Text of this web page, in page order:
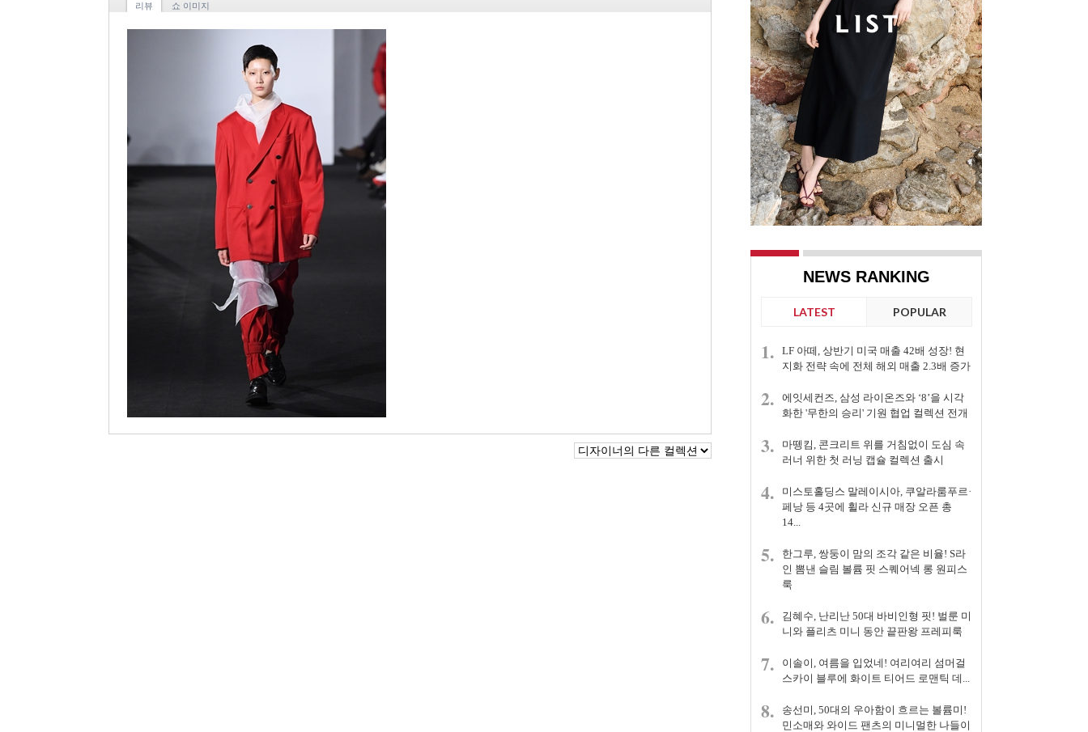
리뷰 쇼 이미지
NEWS RANKING
LATEST POPULAR
1.
LF 아떼, 상반기 미국 매출 42배 성장! 현
지화 전략 속에 전체 해외 매출 2.3배 증가
2.
에잇세컨즈, 삼성 라이온즈와 ‘8’을 시각
화한 '무한의 승리' 기원 협업 컬렉션 전개
3.
마뗑킴, 콘크리트 위를 거침없이 도심 속
러너 위한 첫 러닝 캡슐 컬렉션 출시
4.
미스토홀딩스 말레이시아, 쿠알라룸푸르·
페낭 등 4곳에 휠라 신규 매장 오픈 총
14...
5.
한그루, 쌍둥이 맘의 조각 같은 비율! S라
인 뽐낸 슬림 볼륨 핏 스퀘어넥 롱 원피스
룩
6.
김혜수, 난리난 50대 바비인형 핏! 벌룬 미
니와 플리츠 미니 동안 끝판왕 프레피룩
7.
이솔이, 여름을 입었네! 여리여리 섬머걸
스카이 블루에 화이트 티어드 로맨틱 데...
8.
송선미, 50대의 우아함이 흐르는 볼륨미!
민소매와 와이드 팬츠의 미니멀한 나들이